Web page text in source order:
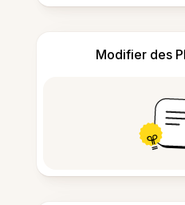
Modifier des